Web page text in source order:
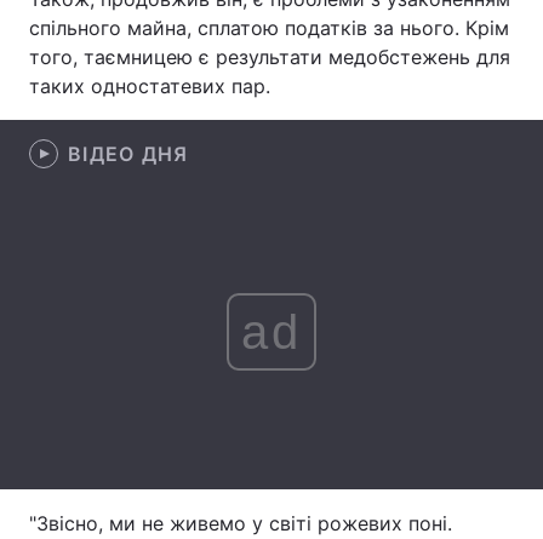
Туризм
Цікавинки
Екологія
Думки
Послуги
спільного майна, сплатою податків за нього. Крім
того, таємницею є результати медобстежень для
таких одностатевих пар.
ВІДЕО ДНЯ
ad
"Звісно, ми не живемо у світі рожевих поні.